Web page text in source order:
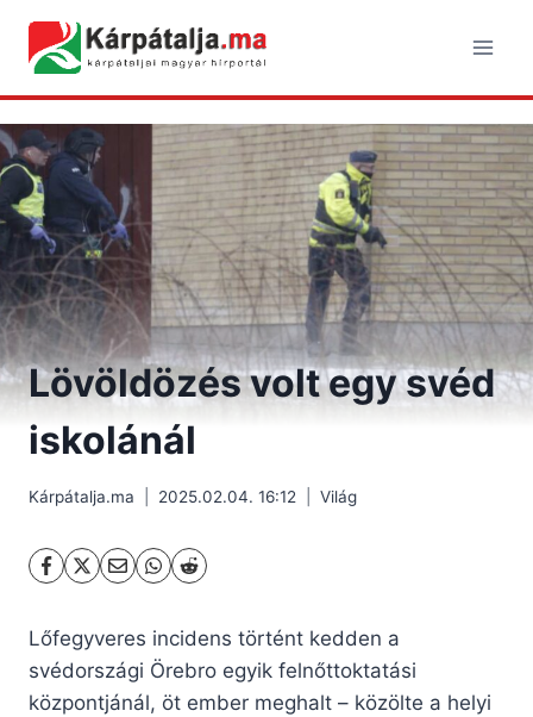
content
Lövöldözés volt egy svéd
iskolánál
Kárpátalja.ma 2025.02.04. 16:12 Világ
Lőfegyveres incidens történt kedden a
svédországi Örebro egyik felnőttoktatási
központjánál, öt ember meghalt – közölte a helyi